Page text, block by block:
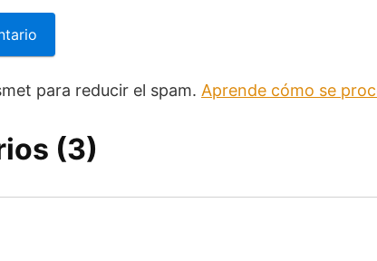
para reducir el spam. Aprende cómo se
(3)